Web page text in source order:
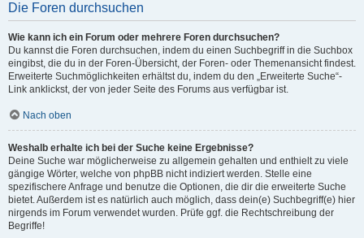
Die Foren durchsuchen
Wie kann ich ein Forum oder mehrere Foren durchsuchen?
Du kannst die Foren durchsuchen, indem du einen Suchbegriff in die Suchbox
eingibst, die du in der Foren-Übersicht, der Foren- oder Themenansicht findest.
Erweiterte Suchmöglichkeiten erhältst du, indem du den „Erweiterte Suche“-
Link anklickst, der von jeder Seite des Forums aus verfügbar ist.
Nach oben
Weshalb erhalte ich bei der Suche keine Ergebnisse?
Deine Suche war möglicherweise zu allgemein gehalten und enthielt zu viele
gängige Wörter, welche von phpBB nicht indiziert werden. Stelle eine
spezifischere Anfrage und benutze die Optionen, die dir die erweiterte Suche
bietet. Außerdem ist es natürlich auch möglich, dass dein(e) Suchbegriff(e) hier
nirgends im Forum verwendet wurden. Prüfe ggf. die Rechtschreibung der
Begriffe!